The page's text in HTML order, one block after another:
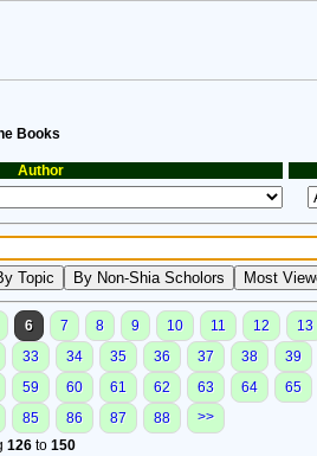
Books
Author
6 7 8 9 10 11 12
13
33 34 35 36 37 38
39
59 60 61 62 63 64
65
85 86 87 88
>>
126 to 150